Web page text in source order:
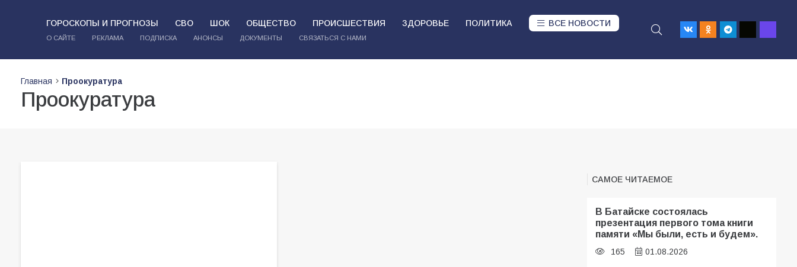
ГОРОСКОПЫ И ПРОГНОЗЫ СВО ШОК ОБЩЕСТВО ПРОИСШЕСТВИЯ ЗДОРОВЬЕ ПОЛИТИКА ВСЕ НОВОСТИ
О САЙТЕ РЕКЛАМА ПОДПИСКА АНОНСЫ ДОКУМЕНТЫ СВЯЗАТЬСЯ С НАМИ
Главная Проокуратура
Проокуратура
САМОЕ ЧИТАЕМОЕ
В Батайске состоялась
презентация первого тома книги
памяти «Мы были, есть и будем».
165 01.08.2026